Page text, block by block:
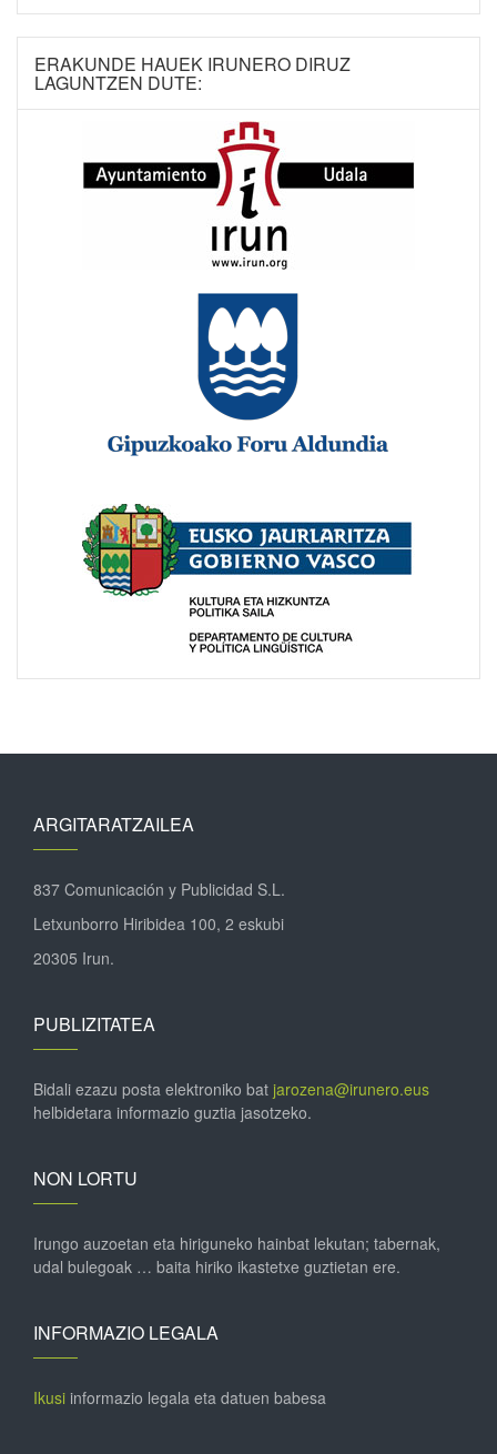
ERAKUNDE HAUEK IRUNERO DIRUZ
LAGUNTZEN DUTE:
ARGITARATZAILEA
837 Comunicación y Publicidad S.L.
Letxunborro Hiribidea 100, 2 eskubi
20305 Irun.
PUBLIZITATEA
Bidali ezazu posta elektroniko bat jarozena@irunero.eus
helbidetara informazio guztia jasotzeko.
NON LORTU
Irungo auzoetan eta hiriguneko hainbat lekutan; tabernak,
udal bulegoak … baita hiriko ikastetxe guztietan ere.
INFORMAZIO LEGALA
Ikusi informazio legala eta datuen babesa